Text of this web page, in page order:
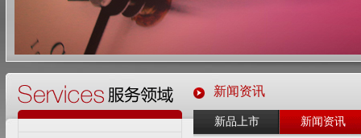
新闻资讯
新品上市 新闻资讯